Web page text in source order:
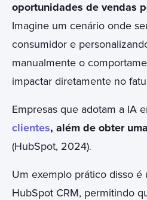
oportunidades de vendas
Imagine um cenário onde
consumidor e
manualmente o
impactar diretamente no
Empresas que adotam a IA
clientes, além de obter
(HubSpot, 2024).
Um exemplo prático disso
HubSpot CRM, permitindo